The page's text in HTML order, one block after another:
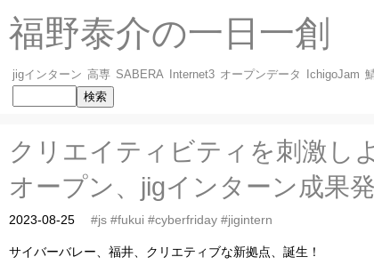
福野泰介の一日一創
jigインターン 高専 SABERA Internet3 オープンデータ IchigoJam
クリエイティビティを刺激し
オープン、jigインターン成果
2023-08-25 #js #fukui #cyberfriday #jigintern
サイバーバレー、福井、クリエティブな新拠点、誕生！